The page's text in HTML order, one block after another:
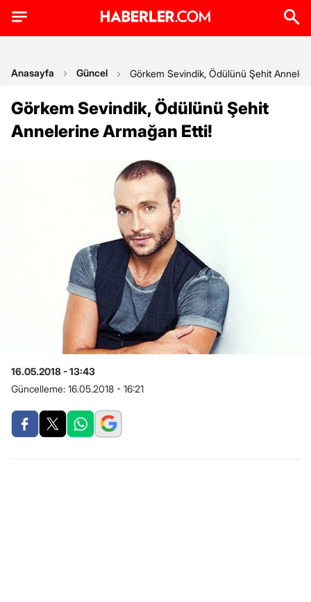
Anasayfa Güncel Görkem Sevindik, Ödülünü Şehit
Görkem Sevindik, Ödülünü Şehit
Annelerine Armağan Etti!
16.05.2018 - 13:43
Güncelleme: 16.05.2018 - 16:21